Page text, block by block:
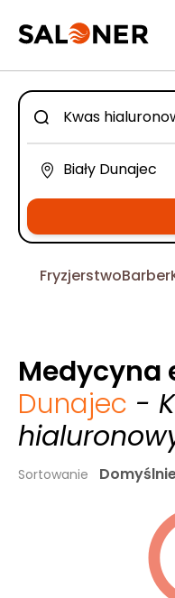
FryzjerstwoBarber
Medycyna
Dunajec -
Sortowanie